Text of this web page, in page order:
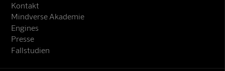
Kontakt
Mindverse Akademie
Engines
Presse
Fallstudien